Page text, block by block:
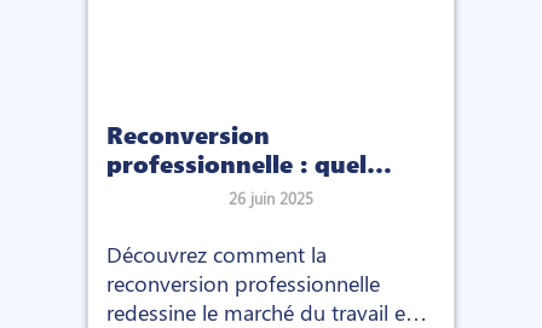
Reconversion
professionnelle : quel
impact sur le marché du
26 juin 2025
Découvrez comment la
reconversion professionnelle
redessine le marché du travail en